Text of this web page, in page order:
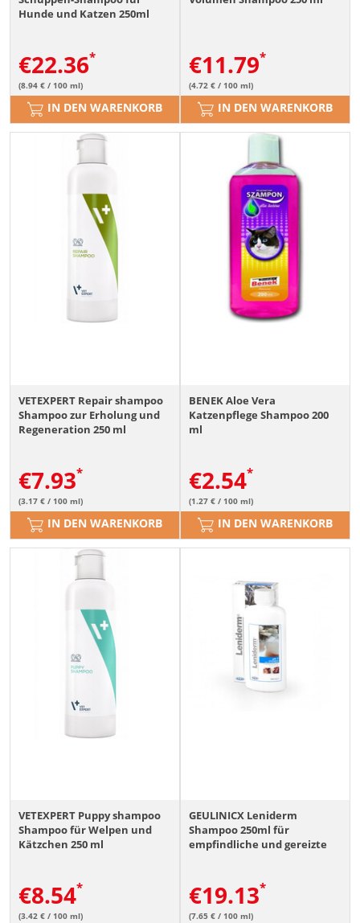
Hunde und Katzen 250ml
€22.36
(8.94 € / 100 ml)
IN DEN WARENKORB
€11.79
(4.72 € / 100 ml)
IN DEN WARENKORB
VETEXPERT Repair shampoo
Shampoo zur Erholung und
Regeneration 250 ml
€7.93
(3.17 € / 100 ml)
IN DEN WARENKORB
BENEK Aloe Vera
Katzenpflege Shampoo 200
ml
€2.54
(1.27 € / 100 ml)
IN DEN WARENKORB
VETEXPERT Puppy shampoo
Shampoo für Welpen und
Kätzchen 250 ml
€8.54
(3.42 € / 100 ml)
GEULINICX Leniderm
Shampoo 250ml für
empfindliche und gereizte
€19.13
(7.65 € / 100 ml)